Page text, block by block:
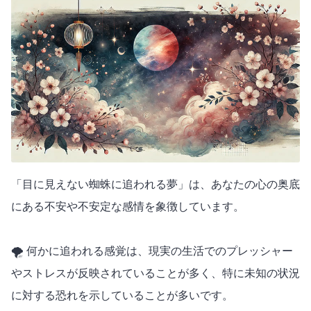
「目に見えない蜘蛛に追われる夢」は、あなたの心の奥底
にある不安や不安定な感情を象徴しています。
🌪️ 何かに追われる感覚は、現実の生活でのプレッシャー
やストレスが反映されていることが多く、特に未知の状況
に対する恐れを示していることが多いです。